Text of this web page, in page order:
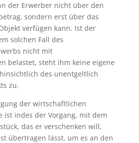
der Erwerber nicht über den
sondern erst über das
verfügen kann. Ist der
solchen Fall des
nicht mit
belastet, steht ihm keine eigene
des unentgeltlich
zu.
der wirtschaftlichen
ist indes der Vorgang, mit dem
das er verschenken will,
übertragen lässt, um es an den